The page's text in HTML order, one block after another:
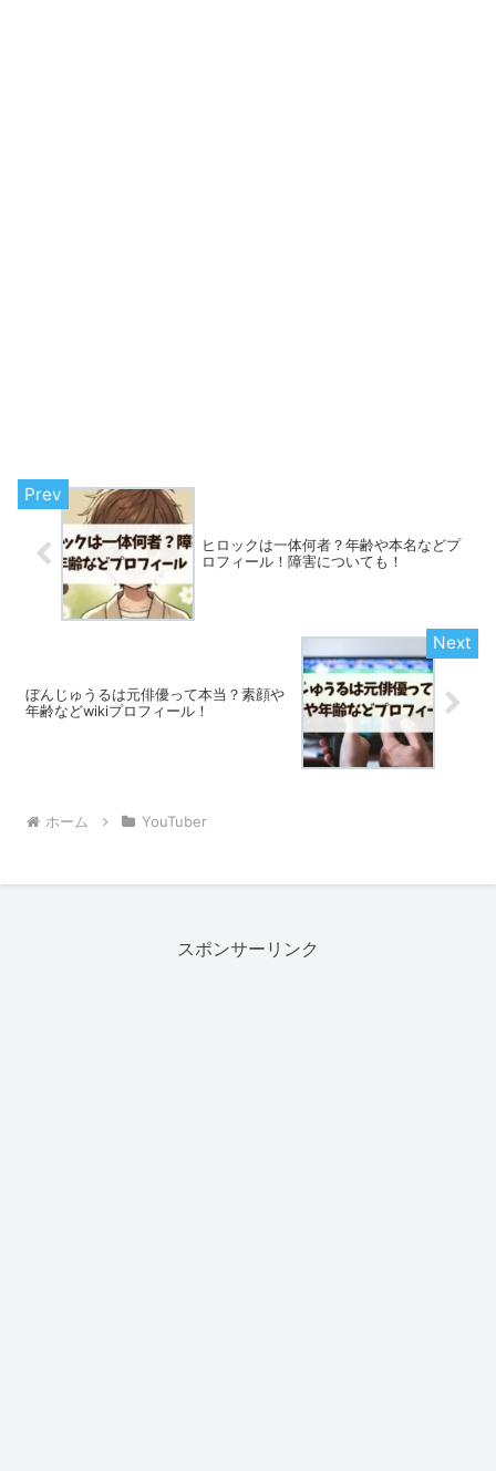
ヒロックは一体何者？年齢や本名などプ
ロフィール！障害についても！
ぼんじゅうるは元俳優って本当？素顔や
年齢などwikiプロフィール！
ホーム YouTuber
スポンサーリンク